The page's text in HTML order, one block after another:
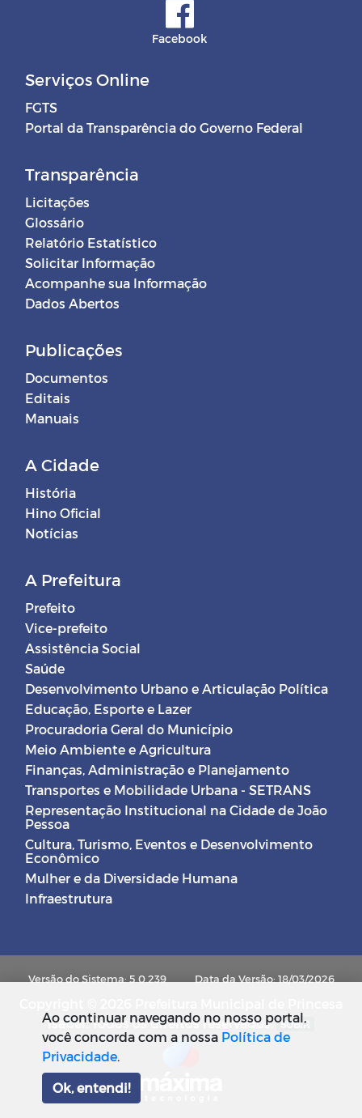
Facebook
Serviços Online
FGTS
Portal da Transparência do Governo Federal
Transparência
Licitações
Glossário
Relatório Estatístico
Solicitar Informação
Acompanhe sua Informação
Dados Abertos
Publicações
Documentos
Editais
Manuais
A Cidade
História
Hino Oficial
Notícias
A Prefeitura
Prefeito
Vice-prefeito
Assistência Social
Saúde
Desenvolvimento Urbano e Articulação Política
Educação, Esporte e Lazer
Procuradoria Geral do Município
Meio Ambiente e Agricultura
Finanças, Administração e Planejamento
Transportes e Mobilidade Urbana - SETRANS
Representação Institucional na Cidade de João
Pessoa
Cultura, Turismo, Eventos e Desenvolvimento
Econômico
Mulher e da Diversidade Humana
Infraestrutura
Versão do Sistema: 5.0.239 Data da Versão: 18/03/2026
Isabel. Todos os direitos reservados. SUBIR
Ao continuar navegando no nosso portal,
você concorda com a nossa Política de
Privacidade.
Ok, entendi!